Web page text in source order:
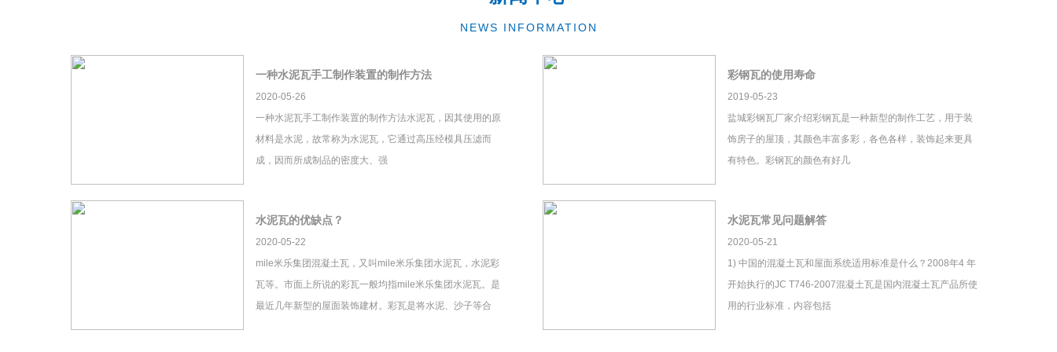
NEWS INFORMATION
一种水泥瓦手工制作装置的制作方法
2020-05-26
一种水泥瓦手工制作装置的制作方法水泥瓦，因其使用的原
材料是水泥，故常称为水泥瓦，它通过高压经模具压滤而
成，因而所成制品的密度大、强
彩钢瓦的使用寿命
2019-05-23
盐城彩钢瓦厂家介绍彩钢瓦是一种新型的制作工艺，用于装
饰房子的屋顶，其颜色丰富多彩，各色各样，装饰起来更具
有特色。彩钢瓦的颜色有好几
水泥瓦的优缺点？
2020-05-22
mile米乐集团混凝土瓦，又叫mile米乐集团水泥瓦，水泥彩
瓦等。市面上所说的彩瓦一般均指mile米乐集团水泥瓦。是
最近几年新型的屋面装饰建材。彩瓦是将水泥、沙子等合
水泥瓦常见问题解答
2020-05-21
1) 中国的混凝土瓦和屋面系统适用标准是什么？2008年4 年
开始执行的JC T746-2007混凝土瓦是国内混凝土瓦产品所使
用的行业标准，内容包括